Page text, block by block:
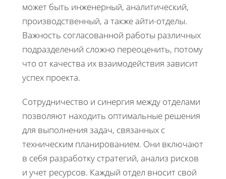
может быть инженерный, аналитический,
производственный, а также айти-отделы.
Важность согласованной работы различных
подразделений сложно переоценить, потому
что от качества их взаимодействия зависит
успех проекта.
Сотрудничество и синергия между отделами
позволяют находить оптимальные решения
для выполнения задач, связанных с
техническим планированием. Они включают
в себя разработку стратегий, анализ рисков
и учет ресурсов. Каждый отдел вносит свой